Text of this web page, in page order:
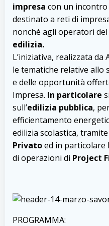
impresa con un
destinato a reti di
nonché agli operatori
edilizia.
L’iniziativa, realizzata
le tematiche relative allo
e delle opportunità
Impresa. In particolare
sull’edilizia pubblica,
efficientamento
edilizia scolastica,
Privatoed in particolare
di operazioni di Project
PROGRAMMA: